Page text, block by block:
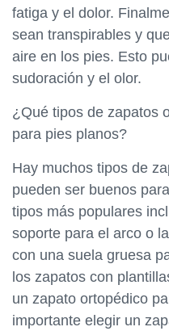
fatiga y el dolor.
sean transpirables y
aire en los pies. Esto
sudoración y el olor.
¿Qué tipos de zapatos
para pies planos?
Hay muchos tipos de
pueden ser buenos
tipos más populares
soporte para el arco o
con una suela gruesa
los zapatos con
un zapato ortopédico
importante elegir un